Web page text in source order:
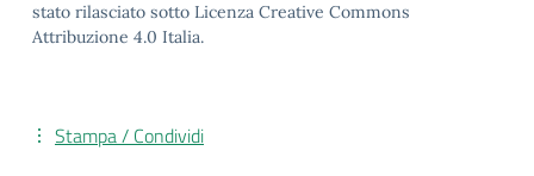
stato rilasciato sotto Licenza Creative Commons
Attribuzione 4.0 Italia.
Stampa / Condividi